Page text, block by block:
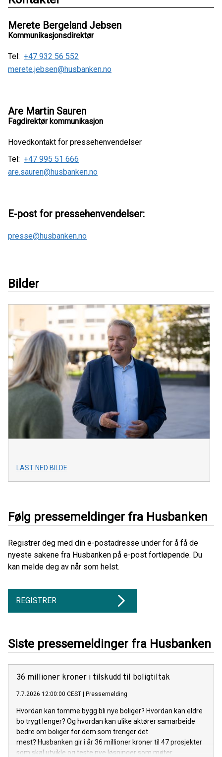
Merete Bergeland Jebsen
Kommunikasjonsdirektør
Tel: +47 932 56 552
merete.jebsen@husbanken.no
Are Martin Sauren
Fagdirektør kommunikasjon
Hovedkontakt for pressehenvendelser
Tel: +47 995 51 666
are.sauren@husbanken.no
E-post for pressehenvendelser:
presse@husbanken.no
Bilder
LAST NED BILDE
Følg pressemeldinger fra Husbanken
Registrer deg med din e-postadresse under for å få de
nyeste sakene fra Husbanken på e-post fortløpende. Du
kan melde deg av når som helst.
REGISTRER
Siste pressemeldinger fra Husbanken
36 millioner kroner i tilskudd til boligtiltak
7.7.2026 12:00:00 CEST Pressemelding
Hvordan kan tomme bygg bli nye boliger? Hvordan kan eldre
bo trygt lenger? Og hvordan kan ulike aktører samarbeide
bedre om boliger for dem som trenger det
mest? Husbanken gir i år 36 millioner kroner til 47 prosjekter
som skal utvikle og teste nye løsninger som møter